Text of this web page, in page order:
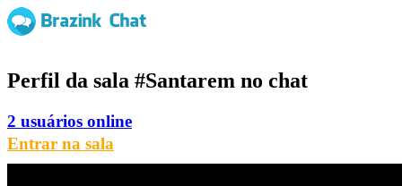
Perfil da sala #Santarem no chat
2 usuários online
Entrar na sala